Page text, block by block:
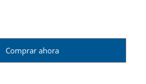
Comprar ahora